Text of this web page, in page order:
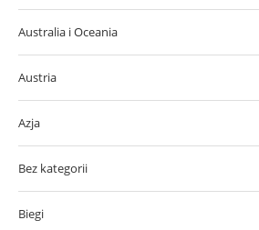
Australia i Oceania
Austria
Azja
Bez kategorii
Biegi